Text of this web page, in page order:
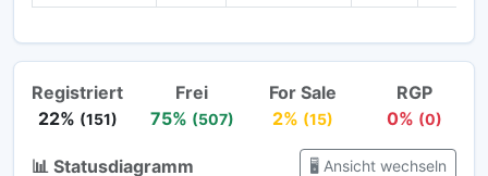
Registriert
22% (151)
Frei
75% (507)
For Sale
2% (15)
RGP
0% (0)
📊 Statusdiagramm 🖥️ Ansicht wechseln